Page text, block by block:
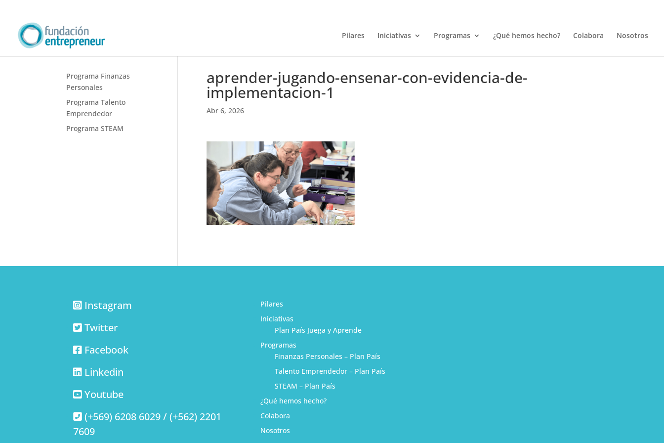
Pilares Iniciativas Programas ¿Qué hemos hecho? Colabora Nosotros
aprender-jugando-ensenar-con-evidencia-de-
implementacion-1
Abr 6, 2026
Programa Finanzas
Personales
Programa Talento
Emprendedor
Programa STEAM
Instagram
Twitter
Facebook
Linkedin
Youtube
(+569) 6208 6029 / (+562) 2201
7609
Pilares
Iniciativas
Plan País Juega y Aprende
Programas
Finanzas Personales – Plan País
Talento Emprendedor – Plan País
STEAM – Plan País
¿Qué hemos hecho?
Colabora
Nosotros